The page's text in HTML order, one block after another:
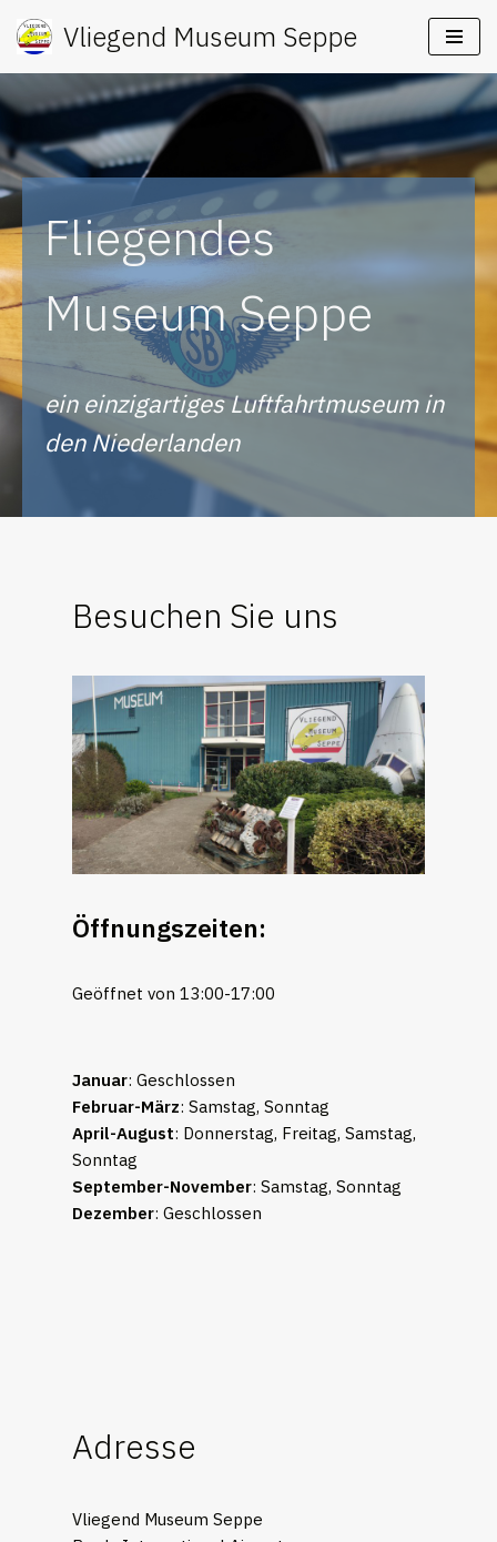
Ga
de
inhoud
Vliegend Museum Seppe
Fliegendes
Museum Seppe
ein einzigartiges Luftfahrtmuseum in
den Niederlanden
Besuchen Sie uns
Öffnungszeiten:
Geöffnet von 13:00-17:00
Januar: Geschlossen
Februar-März: Samstag, Sonntag
April-August: Donnerstag, Freitag, Samstag,
Sonntag
September-November: Samstag, Sonntag
Dezember: Geschlossen
Adresse
Vliegend Museum Seppe